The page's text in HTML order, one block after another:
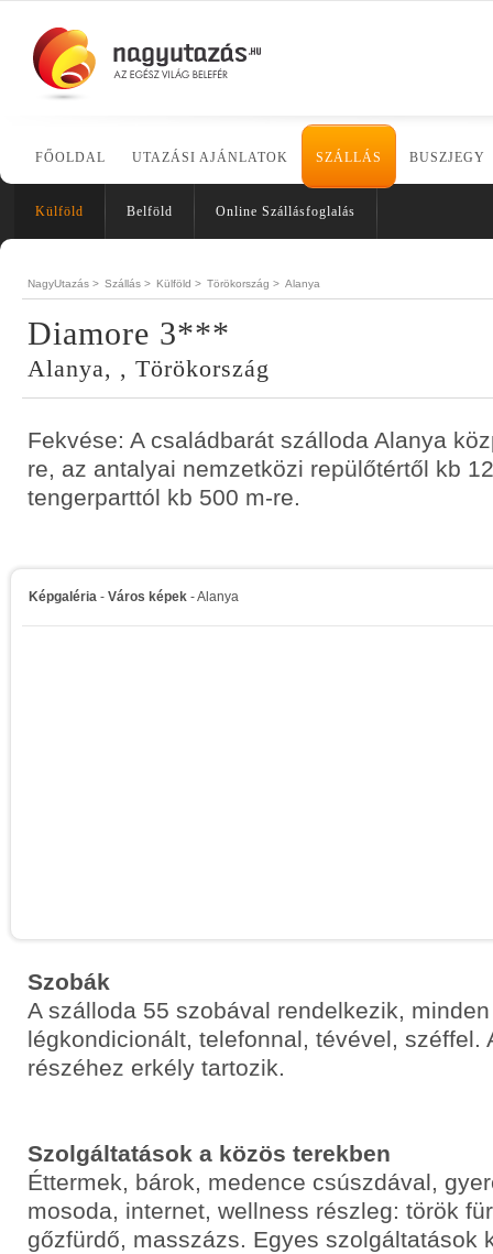
FŐOLDAL UTAZÁSI AJÁNLATOK SZÁLLÁS BUSZJEGY
Külföld Belföld Online Szállásfoglalás
NagyUtazás > Szállás > Külföld > Törökország > Alanya
Diamore 3***
Alanya, , Törökország
Fekvése: A családbarát szálloda Alanya
re, az antalyai nemzetközi repülőtértől kb
tengerparttól kb 500 m-re.
Képgaléria - Város képek - Alanya
Szobák
A szálloda 55 szobával rendelkezik,
légkondicionált, telefonnal, tévével, széffel.
részéhez erkély tartozik.
Szolgáltatások a közös terekben
Éttermek, bárok, medence csúszdával,
mosoda, internet, wellness részleg: török
gőzfürdő, masszázs. Egyes szolgáltatások